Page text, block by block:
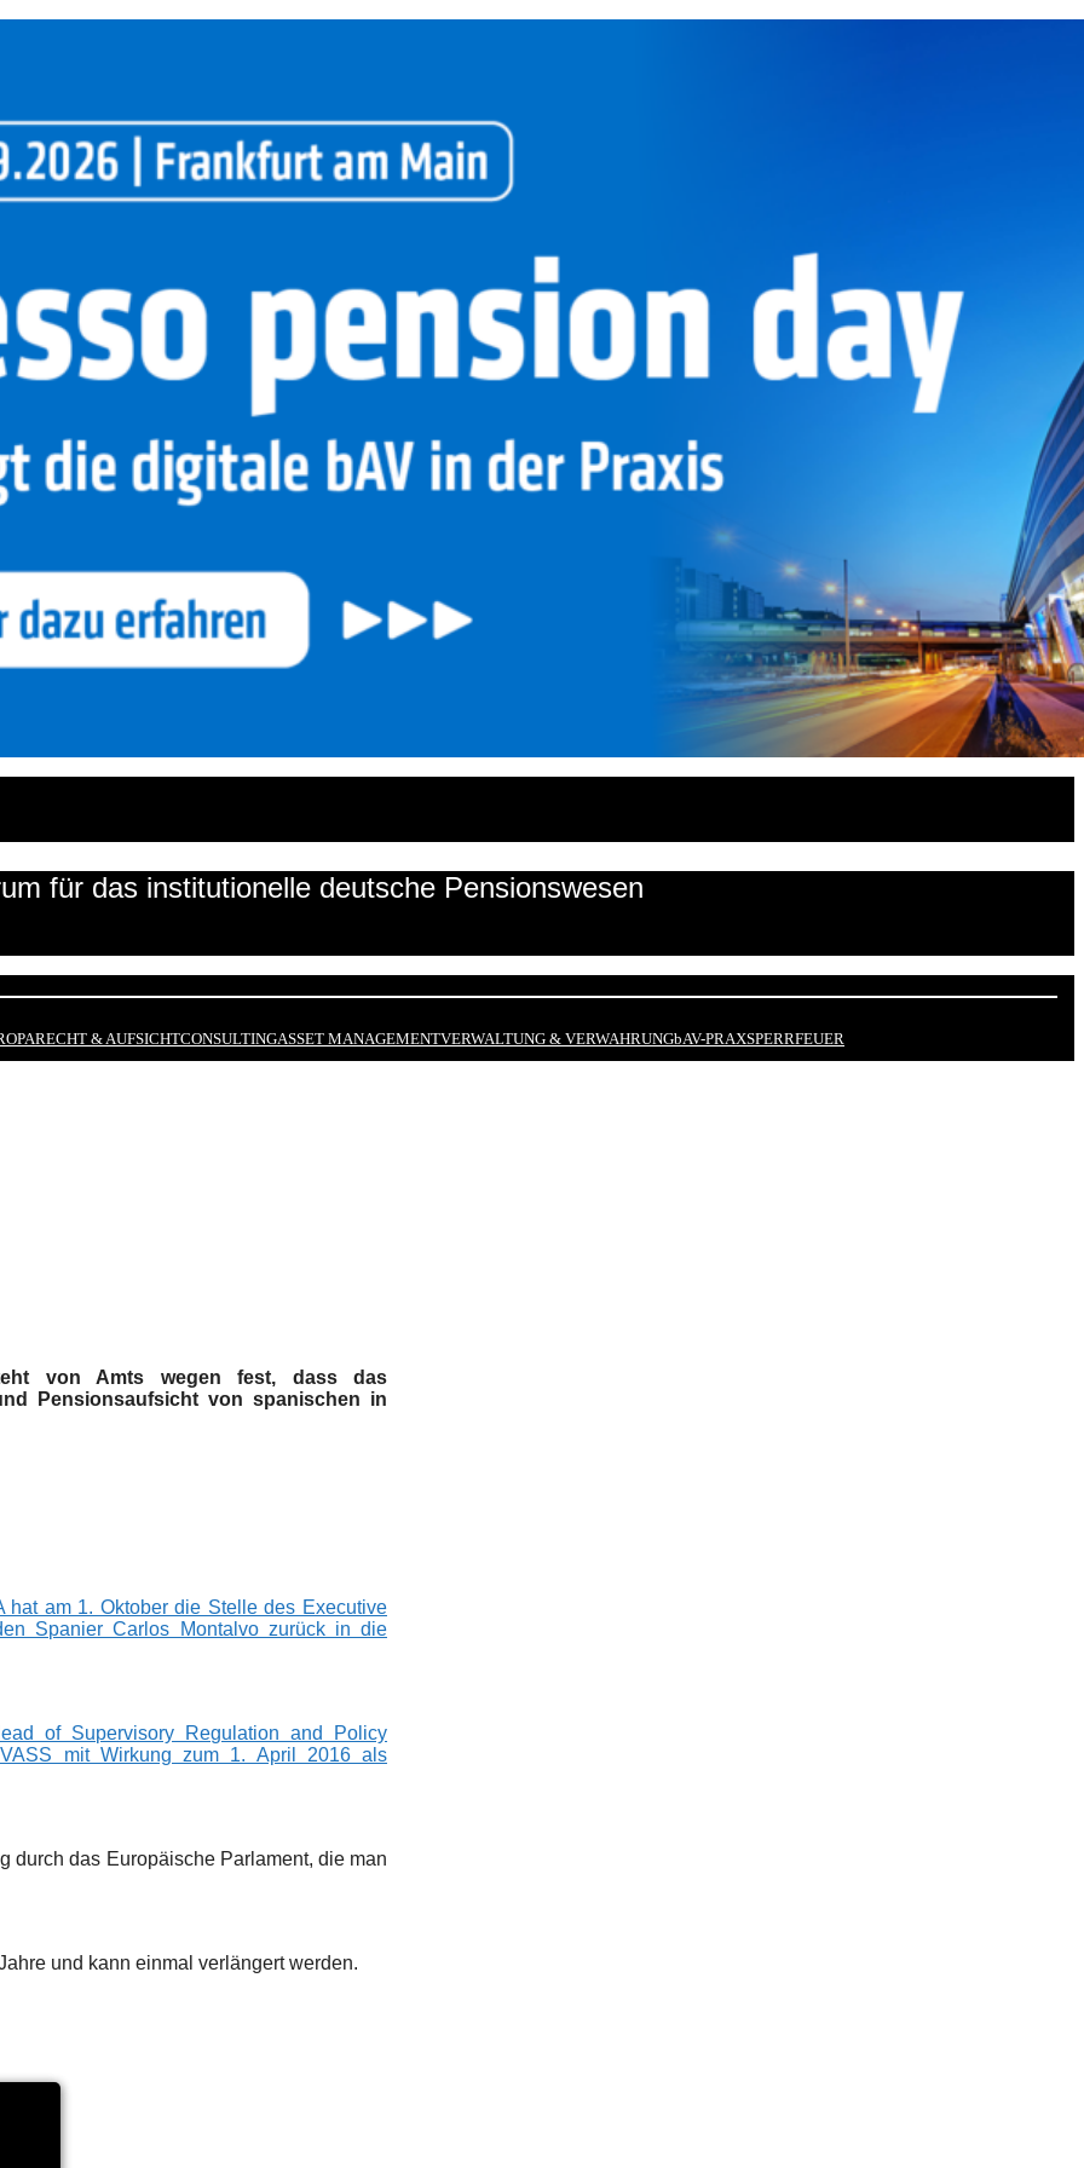
für das institutionelle deutsche Pensionswesen
RECHT & AUFSICHTCONSULTINGASSET MANAGEMENTVERWALTUNG & VERWAHRUNGbAV-PRAXSPERRFEUER
von Amts wegen fest, dass das
Pensionsaufsicht von spanischen in
hat am 1. Oktober die Stelle des Executive
Spanier Carlos Montalvo zurück in die
of Supervisory Regulation and Policy
mit Wirkung zum 1. April 2016 als
durch das Europäische Parlament, die man
und kann einmal verlängert werden.